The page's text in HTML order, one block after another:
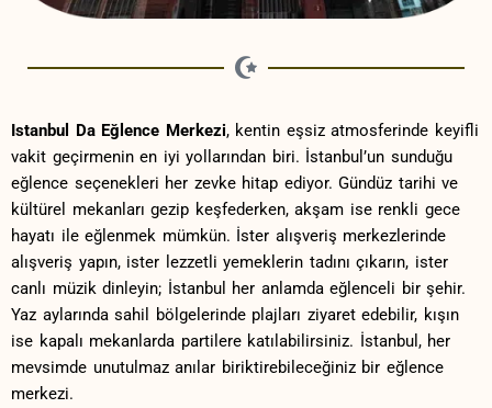
Istanbul Da Eğlence Merkezi, kentin eşsiz atmosferinde keyifli
vakit geçirmenin​ en iyi yollarından ​biri.⁤ İstanbul’un sunduğu
eğlence seçenekleri her ‌zevke hitap ediyor. Gündüz tarihi ve
kültürel mekanları gezip keşfederken, akşam ise renkli gece
hayatı ‌ile ⁤eğlenmek mümkün. İster alışveriş merkezlerinde
alışveriş yapın, ⁢ister lezzetli yemeklerin tadını çıkarın, ister
canlı müzik dinleyin; İstanbul⁣ her anlamda eğlenceli bir şehir.
Yaz aylarında sahil bölgelerinde plajları ziyaret edebilir, kışın
ise kapalı mekanlarda partilere katılabilirsiniz. İstanbul, her
mevsimde unutulmaz anılar biriktirebileceğiniz ‌bir eğlence
merkezi.